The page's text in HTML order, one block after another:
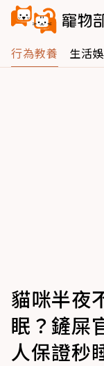
行為教養 生活
貓咪半夜
眠？鏟屎
人保證秒